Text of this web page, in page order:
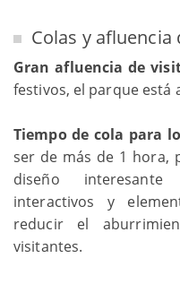
Colas y afluencia
Gran afluencia de
festivos, el parque está
Tiempo de cola para
ser de más de 1 hora,
diseño
interactivos y
reducir el
visitantes.